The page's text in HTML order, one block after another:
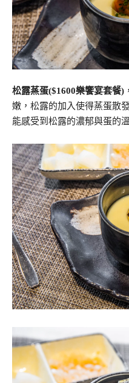
松露蒸蛋($1600樂饗宴套餐)
嫩，松露的加入使得蒸蛋散
能感受到松露的濃郁與蛋的